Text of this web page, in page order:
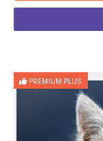
PREMIUM PLUS